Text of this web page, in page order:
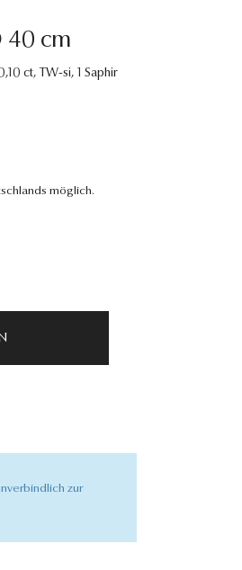
40 cm
ct, TW-si, 1 Saphir
möglich.
zur